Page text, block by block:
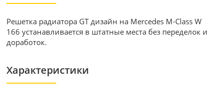
Решетка радиатора GT дизайн на Mercedes M-Class W
166 устанавливается в штатные места без переделок и
доработок.
Характеристики